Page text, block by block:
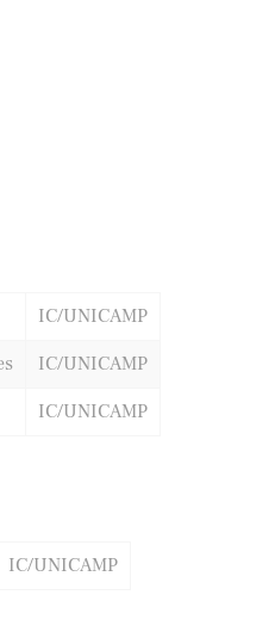
IC/UNICAMP
IC/UNICAMP
IC/UNICAMP
IC/UNICAMP